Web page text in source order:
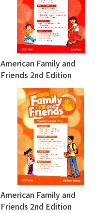
American Family and
Friends 2nd Edition
Teacher's Book 2 (with
Access code for Classroom
Presentation Tool &
Teacher Resource Center)
(密碼銀漆一經刮開，恕不退
American Family and
Friends 2nd Edition